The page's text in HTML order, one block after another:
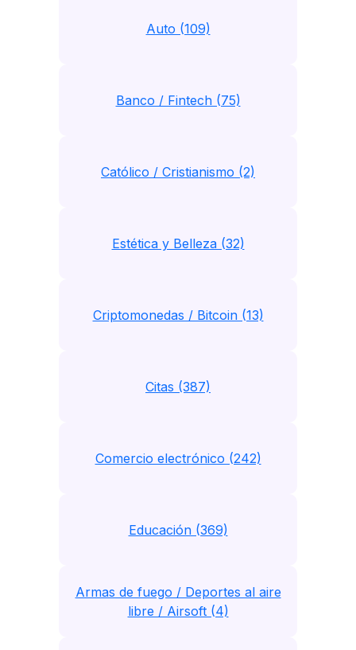
Auto (109)
Banco / Fintech (75)
Católico / Cristianismo (2)
Estética y Belleza (32)
Criptomonedas / Bitcoin (13)
Citas (387)
Comercio electrónico (242)
Educación (369)
Armas de fuego / Deportes al aire
libre / Airsoft (4)